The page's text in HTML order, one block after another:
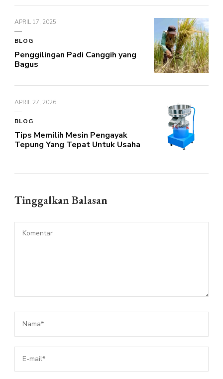
APRIL 17, 2025
BLOG
Penggilingan Padi Canggih yang
Bagus
APRIL 27, 2026
BLOG
Tips Memilih Mesin Pengayak
Tepung Yang Tepat Untuk Usaha
Tinggalkan Balasan